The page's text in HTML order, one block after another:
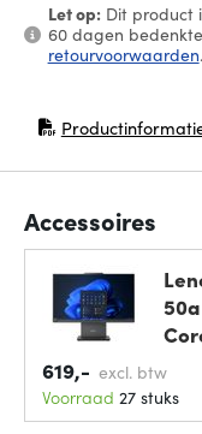
Let op:Dit product
60 dagen
retourvoorwaarden.
(opent in nieuw
Accessoires
619,- excl. btw
Voorraad 27 stuks